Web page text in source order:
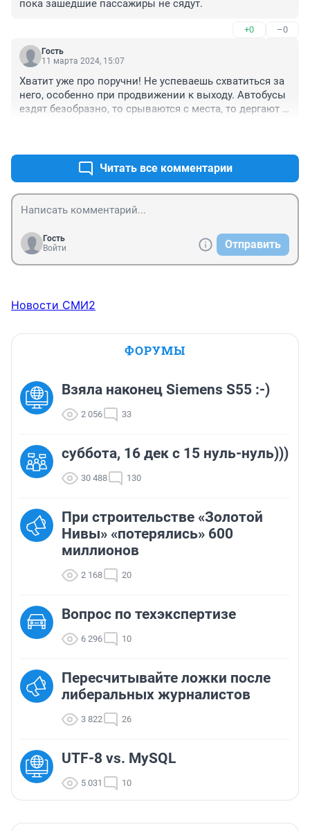
пока зашедшие пассажиры не сядут.
+0 –0
Гость
11 марта 2024, 15:07
Хватит уже про поручни! Не успеваешь схватиться за
него, особенно при продвижении к выходу. Автобусы
ездят безобразно, то срываются с места, то дергают
людьми. Просто не все жалуются. Часто автобусы
бывают переоборудованные впереди или в конце
автобуса, много торчащих металлических элементов.
Все это до первой смерти. Вообще тех , кто
возглавляет данное направление в мэрии нужно
заставить осуществлять минимум 2 поездки в день
на общественном транспорте. Тогда они хотя бы
узнают , что у них творится
Читать все комментарии
Гость
Войти
Отправить
Новости СМИ2
ФОРУМЫ
Взяла наконец Siemens S55 :-)
2 056 33
суббота, 16 дек с 15 нуль-нуль)))
30 488 130
При строительстве «Золотой
Нивы» «потерялись» 600
миллионов
2 168 20
Вопрос по техэкспертизе
6 296 10
Пересчитывайте ложки после
либеральных журналистов
3 822 26
UTF-8 vs. MySQL
5 031 10